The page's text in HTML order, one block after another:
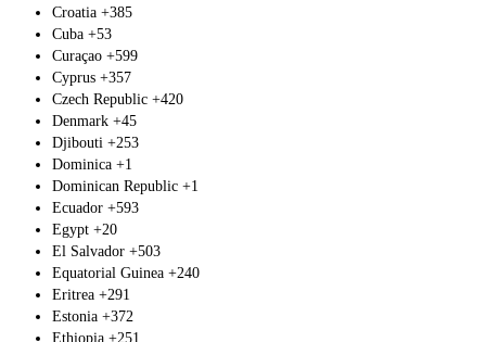
Croatia +385
Cuba +53
Curaçao +599
Cyprus +357
Czech Republic +420
Denmark +45
Djibouti +253
Dominica +1
Dominican Republic +1
Ecuador +593
Egypt +20
El Salvador +503
Equatorial Guinea +240
Eritrea +291
Estonia +372
Ethiopia +251